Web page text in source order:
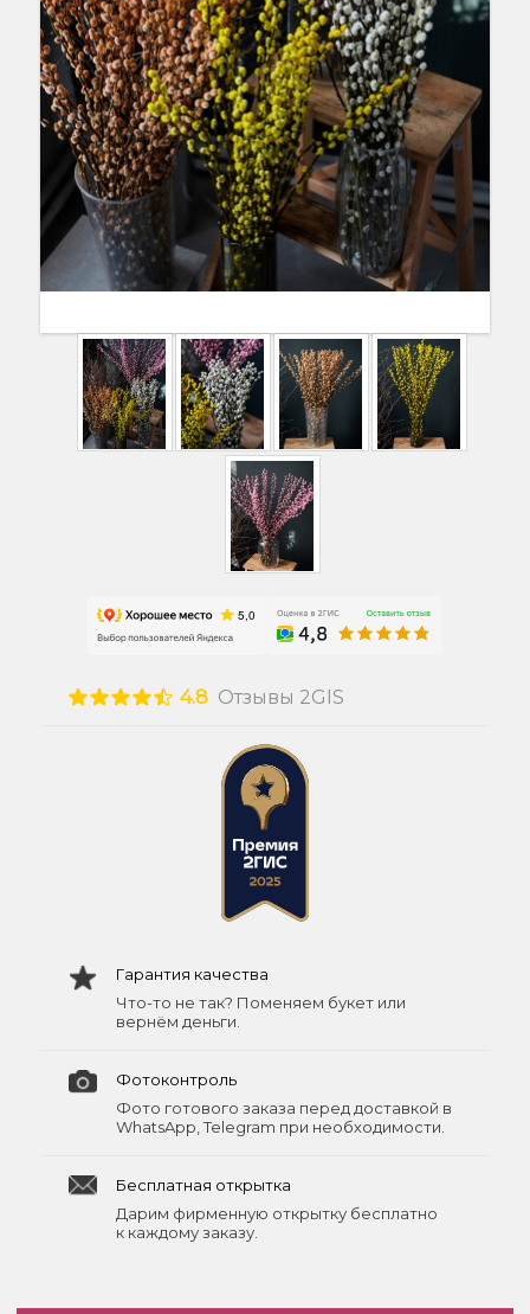
4.8 Отзывы 2GIS
Гарантия качества
Что-то не так? Поменяем букет или
вернём деньги.
Фотоконтроль
Фото готового заказа перед доставкой в
WhatsApp, Telegram при необходимости.
Бесплатная открытка
Дарим фирменную открытку бесплатно
к каждому заказу.